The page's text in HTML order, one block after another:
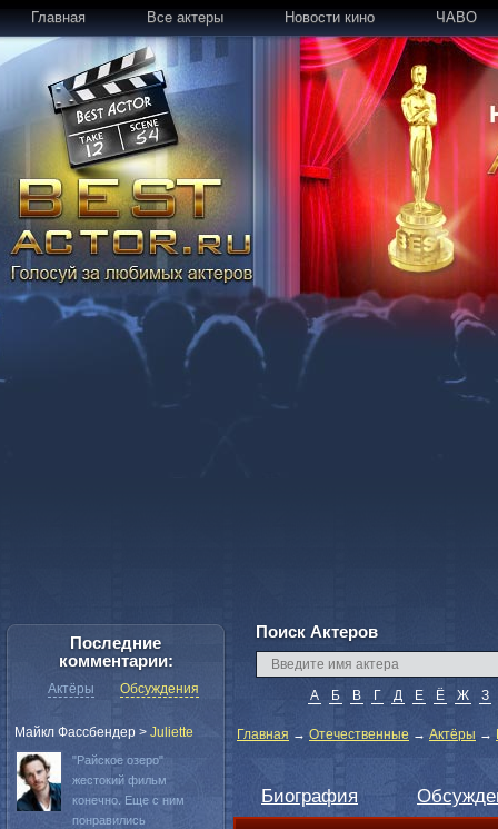
Главная Все актеры Новости кино ЧАВО
Поиск Актеров
А Б В Г Д Е Ё Ж З
Главная → Отечественные → Актёры →
Биография
Последние
комментарии:
Актёры Обсуждения
Майкл Фассбендер > Juliette
"Райское озеро"
жестокий фильм
конечно. Еще с ним
понравились